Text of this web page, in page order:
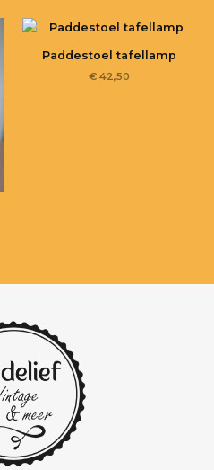
Paddestoel tafellamp
€ 42,50